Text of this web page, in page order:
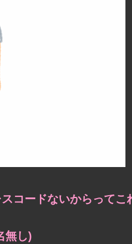
コードないからって
無し)